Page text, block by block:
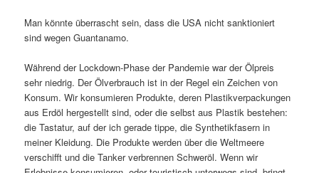
Man könnte überrascht sein, dass die USA nicht sanktioniert
sind wegen Guantanamo.
Während der Lockdown-Phase der Pandemie war der Ölpreis
sehr niedrig. Der Ölverbrauch ist in der Regel ein Zeichen von
Konsum. Wir konsumieren Produkte, deren Plastikverpackungen
aus Erdöl hergestellt sind, oder die selbst aus Plastik bestehen:
die Tastatur, auf der ich gerade tippe, die Synthetikfasern in
meiner Kleidung. Die Produkte werden über die Weltmeere
verschifft und die Tanker verbrennen Schweröl. Wenn wir